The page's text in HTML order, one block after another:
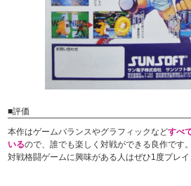
■評価
本作はゲームバランスやグラフィックなどすべ
いるので、誰でも楽しく対戦ができる良作です。
対戦格闘ゲームに興味がある人はぜひ1度プレイ